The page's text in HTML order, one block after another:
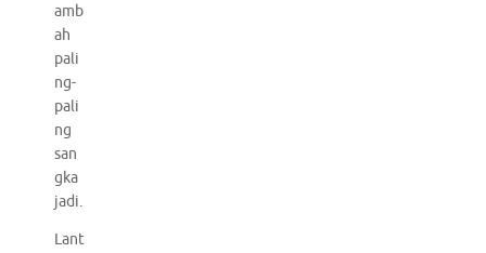
amb
ah
pali
ng-
pali
ng
san
gka
jadi.
Lant